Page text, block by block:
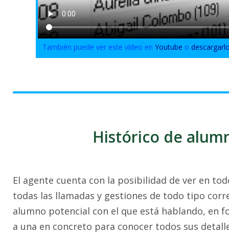
También puede ver este vídeo enYoutube o
Histórico de
El agente cuenta con la posibilidad de ver en
todas las llamadas y gestiones de todo tipo
alumno potencial con el que está hablando, en
a una en concreto para conocer todos sus